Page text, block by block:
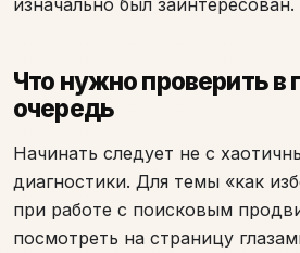
изначально был заинтересован.
Что нужно проверить в
очередь
Начинать следует не с
диагностики. Для темы «как
при работе с поисковым
посмотреть на страницу